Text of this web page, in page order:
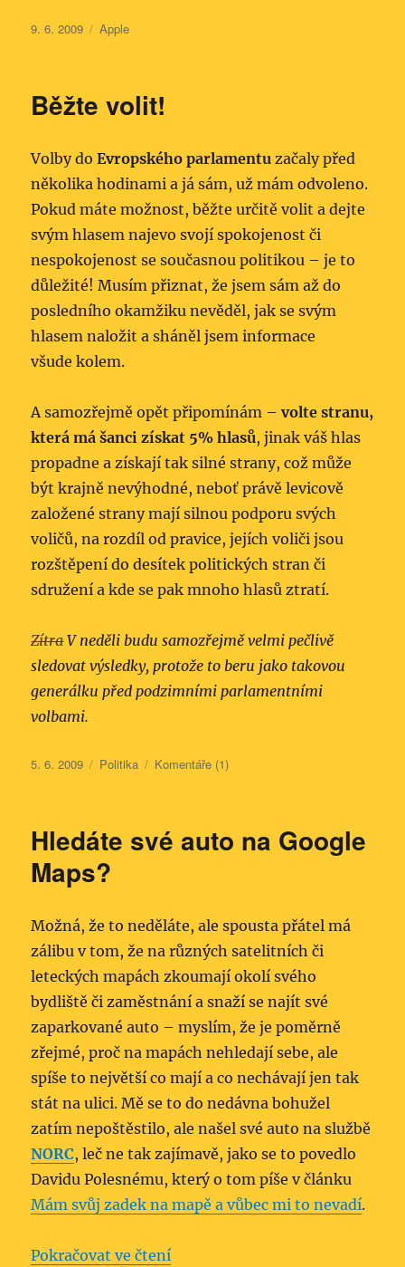
Publikováno:
9. 6. 2009 Rubriky:
Apple
Běžte volit!
Volby doEvropského parlamentu začaly před
několika hodinami a já sám, už mám odvoleno.
Pokud máte možnost, běžte určitě volit a dejte
svým hlasem najevo svojí spokojenost či
nespokojenost se současnou politikou – je to
důležité! Musím přiznat, že jsem sám až do
posledního okamžiku nevěděl, jak se svým
hlasem naložit a sháněl jsem informace
všude kolem.
A samozřejmě opět připomínám –volte stranu,
která má šanci získat 5% hlasů, jinak váš hlas
propadne a získají tak silné strany, což může
být krajně nevýhodné, neboť právě levicově
založené strany mají silnou podporu svých
voličů, na rozdíl od pravice, jejích voliči jsou
rozštěpení do desítek politických stran či
sdružení a kde se pak mnoho hlasů ztratí.
ZítraV neděli budu samozřejmě velmi pečlivě
sledovat výsledky, protože to beru jako takovou
generálku před podzimními parlamentními
volbami.
Publikováno:
5. 6. 2009 Rubriky:
Politika Komentáře (1)
Hledáte své auto na Google
Maps?
Možná, že to neděláte, ale spousta přátel má
zálibu v tom, že na různých satelitních či
leteckých mapách zkoumají okolí svého
bydliště či zaměstnání a snaží se najít své
zaparkované auto – myslím, že je poměrně
zřejmé, proč na mapách nehledají sebe, ale
spíše to největší co mají a co nechávají jen tak
stát na ulici. Mě se to do nedávna bohužel
zatím nepoštěstilo, ale našel své auto na službě
NORC, leč ne tak zajímavě, jako se to povedlo
Davidu Polesnému, který o tom píše v článku
Mám svůj zadek na mapě a vůbec mi to nevadí.
Pokračovat ve čtení„Hledáte své auto na Google